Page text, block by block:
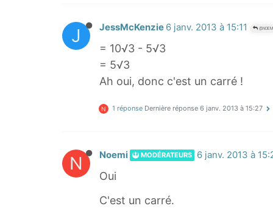
J JessMcKenzie 6 janv. 2013 à 15:11 @NOEMI
= 10√3 - 5√3
= 5√3
Ah oui, donc c'est un carré !
N 1 réponse Dernière réponse 6 janv. 2013 à 15:27
N Noemi MODÉRATEURS 6 janv. 2013 à
Oui
C'est un carré.